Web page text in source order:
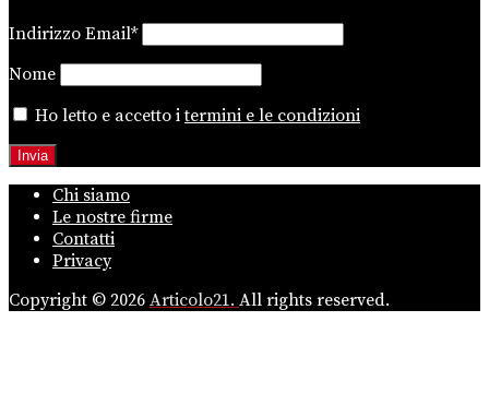
Indirizzo Email*
Nome
Ho letto e accetto itermini e le condizioni
Chi siamo
Le nostre firme
Contatti
Privacy
Copyright © 2026 Articolo21. All rights reserved.